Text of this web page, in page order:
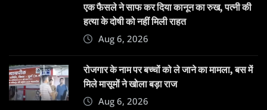
एक फैसले ने साफ कर दिया कानून का रुख, पत्नी की
हत्या के दोषी को नहीं मिली राहत
Aug 6, 2026
रोजगार के नाम पर बच्चों को ले जाने का मामला, बस में
मिले मासूमों ने खोला बड़ा राज
Aug 6, 2026